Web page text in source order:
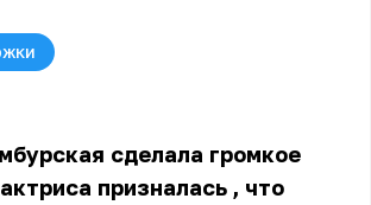
сделала громкое
актриса призналась , что